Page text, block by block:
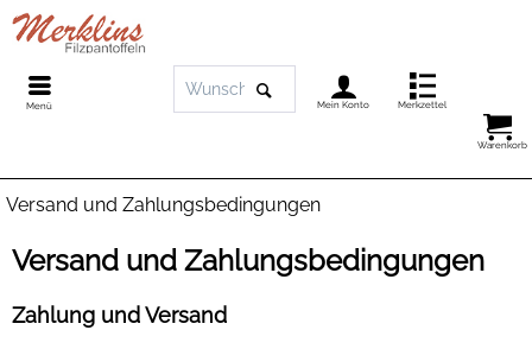
Menü Mein Konto Merkzettel
Warenkorb
Versand und Zahlungsbedingungen
Versand und Zahlungsbedingungen
Zahlung und Versand